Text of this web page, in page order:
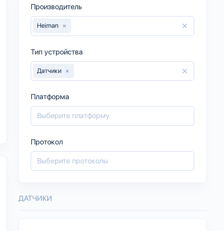
Производитель
×
×
Heiman
Тип устройства
×
×
Датчики
Платформа
Протокол
ДАТЧИКИ